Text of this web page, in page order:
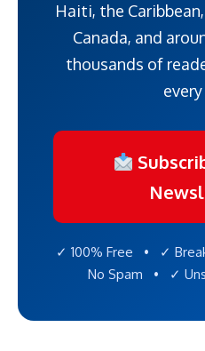
Haiti, the
Canada, and
thousands of
✓ 100% Free • ✓
No Spam • ✓